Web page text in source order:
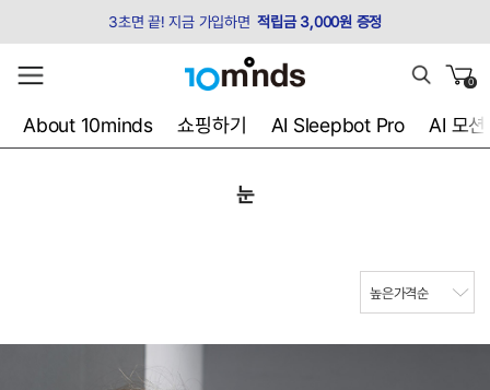
3초면 끝! 지금 가입하면 적립금 3,000원 증정
0
About 10minds 쇼핑하기 AI Sleepbot Pro AI 모션
눈